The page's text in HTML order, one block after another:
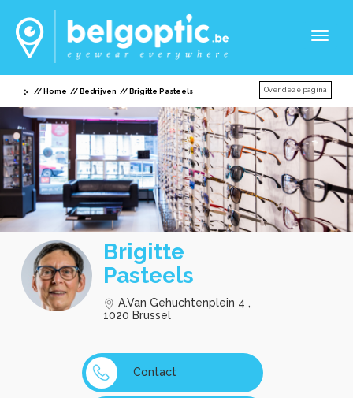
Home Bedrijven Brigitte Pasteels Over deze pagina
Brigitte
Pasteels
A.Van Gehuchtenplein 4 ,
1020 Brussel
Contact